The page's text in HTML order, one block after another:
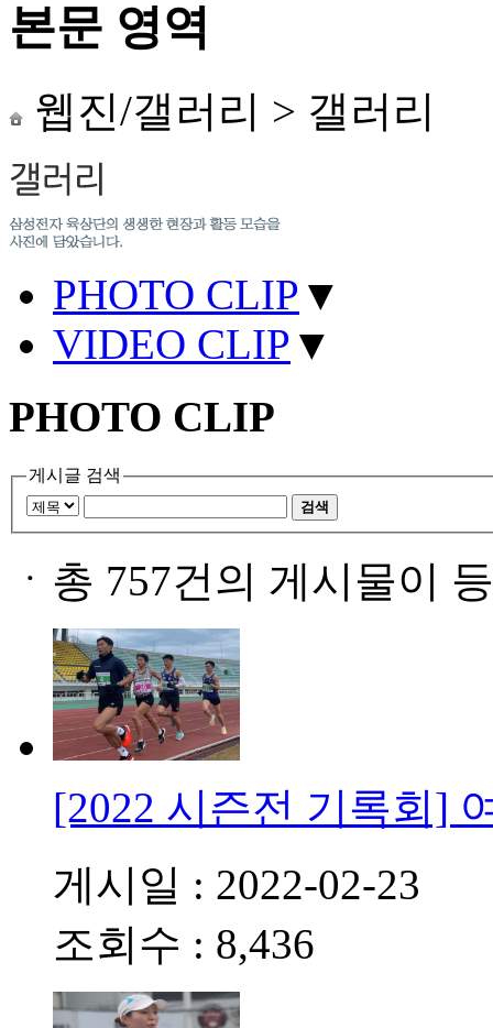
본문 영역
웹진/갤러리 > 갤러리
PHOTO CLIP ▼
VIDEO CLIP ▼
PHOTO CLIP
게시글 검색
검색
ㆍ 총 757건의 게시물이
[2022 시즌전 기록회]
게시일 : 2022-02-23
조회수 : 8,436